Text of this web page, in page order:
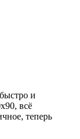
и
всё
теперь